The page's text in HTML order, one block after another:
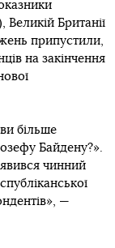
Великій Британії
припустили,
на закінчення
більше
Байдену?».
чинний
—